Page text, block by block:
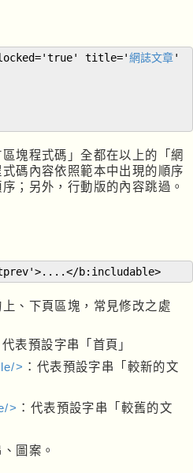
title='網誌文章'
塊程式碼」全都在以上的「網
碼內容依照範本中出現的順序
；另外，行動版的內容跳過。
b:includable>
、下頁區塊，常見修改之處
代表預設字串「首頁」
> ：代表預設字串「較新的文
> ：代表預設字串「較舊的文
圖案。